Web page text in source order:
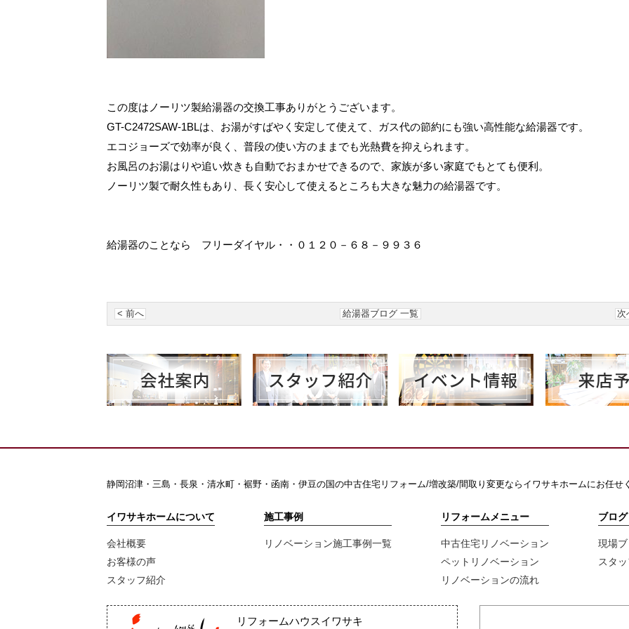
この度はノーリツ製給湯器の交換工事ありがとうございます。
GT-C2472SAW-1BLは、お湯がすばやく安定して使えて、ガス代の節約にも強い高性能な給湯器です。
エコジョーズで効率が良く、普段の使い方のままでも光熱費を抑えられます。
お風呂のお湯はりや追い炊きも自動でおまかせできるので、家族が多い家庭でもとても便利。
ノーリツ製で耐久性もあり、長く安心して使えるところも大きな魅力の給湯器です。
給湯器のことなら フリーダイヤル・・０１２０－６８－９９３６
< 前へ 次
給湯器ブログ 一覧
静岡沼津・三島・長泉・清水町・裾野・函南・伊豆の国の中古住宅リフォーム/増改築/間取り変更ならイワサキホームにお任せ
イワサキホームについて
会社概要
お客様の声
スタッフ紹介
施工事例
リノベーション施工事例一覧
リフォームメニュー
中古住宅リノベーション
ペットリノベーション
リノベーションの流れ
ブログ
現場
スタ
リフォームハウスイワサキ